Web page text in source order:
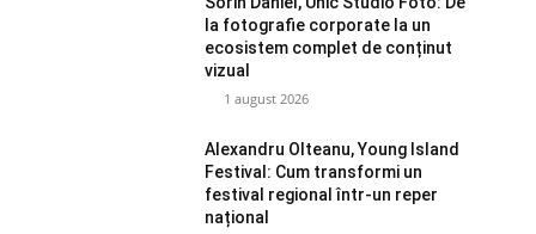
la fotografie corporate la un
ecosistem complet de conținut
vizual
1 august 2026
Alexandru Olteanu, Young Island
Festival: Cum transformi un
festival regional într-un reper
național